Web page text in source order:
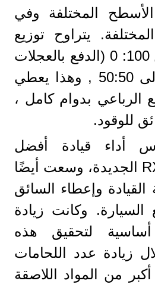
المختلفة وفي
يتراوح توزيع
عزم الدوران من 100: 0 (الدفع بالعجلات
الأمامية النقي) إلى 50:50 , وهذا يعطي
الرباعي بدوام كامل ،
للوقود.
أداء قيادة أفضل
للسيارة RX Lexus الجديدة، وسعت أيضًا
وإعطاء السائق
السيارة. وكانت زيادة
لتحقيق هذه
زيادة عدد اللحامات
من المواد اللاصقة